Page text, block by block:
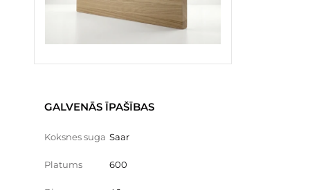
GALVENĀS ĪPAŠĪBAS
Koksnes suga Saar
Platums 600